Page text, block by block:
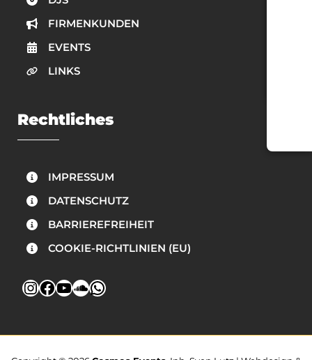
FIRMENKUNDEN
EVENTS
LINKS
Rechtliches
IMPRESSUM
DATENSCHUTZ
BARRIEREFREIHEIT
COOKIE-RICHTLINIEN (EU)
Instagram
Facebook
YouTube
SoundCloud
WhatsApp